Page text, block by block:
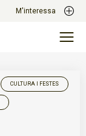
M'interessa
CULTURA I FESTES